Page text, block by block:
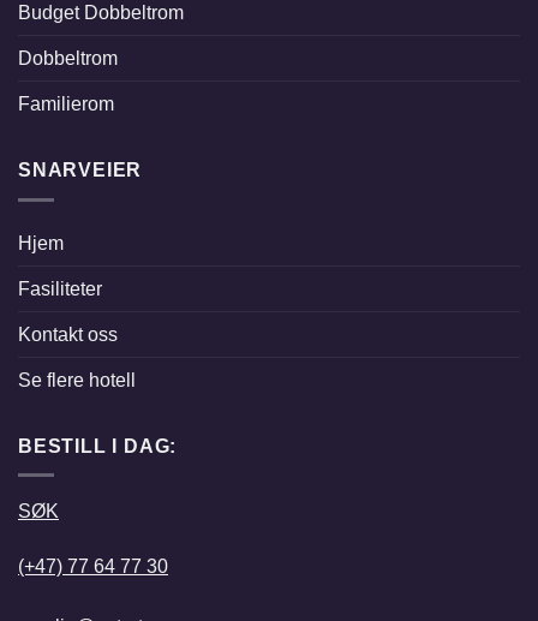
Budget Dobbeltrom
Dobbeltrom
Familierom
SNARVEIER
Hjem
Fasiliteter
Kontakt oss
Se flere hotell
BESTILL I DAG:
SØK
(+47) 77 64 77 30